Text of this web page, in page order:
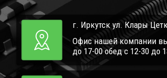
г. Иркутск ул. Клары
Офис нашей компании
до 17-00 обед с 12-30 до